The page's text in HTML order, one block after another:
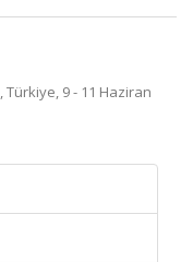
9 - 11 Haziran